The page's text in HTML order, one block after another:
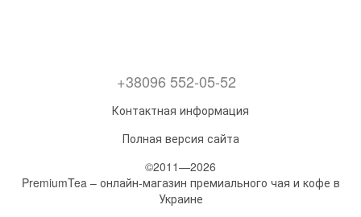
+38096 552-05-52
Контактная информация
Полная версия сайта
©2011—2026
PremiumTea – онлайн-магазин премиального чая и кофе в
Украине